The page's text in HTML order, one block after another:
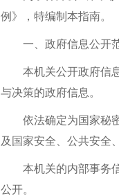
例》，特编制本指南。
一、政府信息公开
本机关公开政府信息
与决策的政府信息。
依法确定为国家秘密
及国家安全、公共安全
本机关的内部事务信
公开。